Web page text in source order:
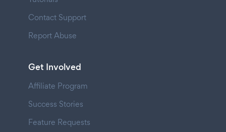
Contact Support
Report Abuse
Get Involved
Affiliate Program
Success Stories
Feature Requests